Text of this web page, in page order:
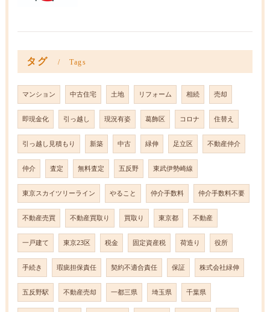
タグ Tags
マンション 中古住宅 土地 リフォーム 相続 売却
即現金化 引っ越し 現況有姿 葛飾区 コロナ 住替え
引っ越し見積もり 新築 中古 緑伸 足立区 不動産仲介
仲介 査定 無料査定 五反野 東武伊勢崎線
東京スカイツリーライン やること 仲介手数料 仲介手数料不要
不動産売買 不動産買取り 買取り 東京都 不動産
一戸建て 東京23区 税金 固定資産税 荷造り 役所
手続き 瑕疵担保責任 契約不適合責任 保証 株式会社緑伸
五反野駅 不動産売却 一都三県 埼玉県 千葉県